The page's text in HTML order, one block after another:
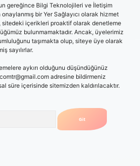
gereğince Bilgi Teknolojileri ve İletişim
bir Yer Sağlayıcı olarak hizmet
sitedeki içerikleri proaktif olarak denetleme
bulunmamaktadır. Ancak, üyelerimiz
taşımakta olup, siteye üye olarak
sayılırlar.
aykırı olduğunu düşündüğünüz
adresine bildirmeniz
süre içerisinde sitemizden kaldırılacaktır.